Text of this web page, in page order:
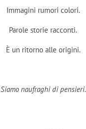
Immagini rumori colori.
Parole storie racconti.
È un ritorno alle origini.
Siamo naufraghi di pensieri.